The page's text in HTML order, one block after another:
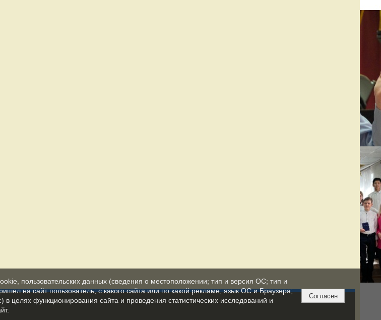
пользовательских данных (сведения о местоположении; тип и версия ОС; тип и
на сайт пользователь; с какого сайта или по какой рекламе; язык ОС и Браузера;
целях функционирования сайта и проведения статистических исследований и
Согласен